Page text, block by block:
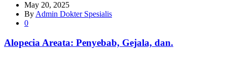
May 20, 2025
By Admin Dokter Spesialis
0
Alopecia Areata: Penyebab, Gejala, dan.